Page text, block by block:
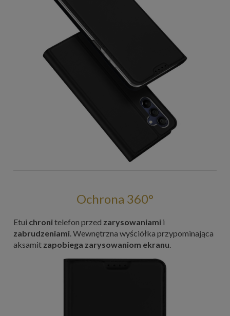
Ochrona 360°
Etui chronitelefon przed zarysowaniami i
zabrudzeniami. Wewnętrzna wyściółka przypominająca
aksamit zapobiega zarysowaniom ekranu.